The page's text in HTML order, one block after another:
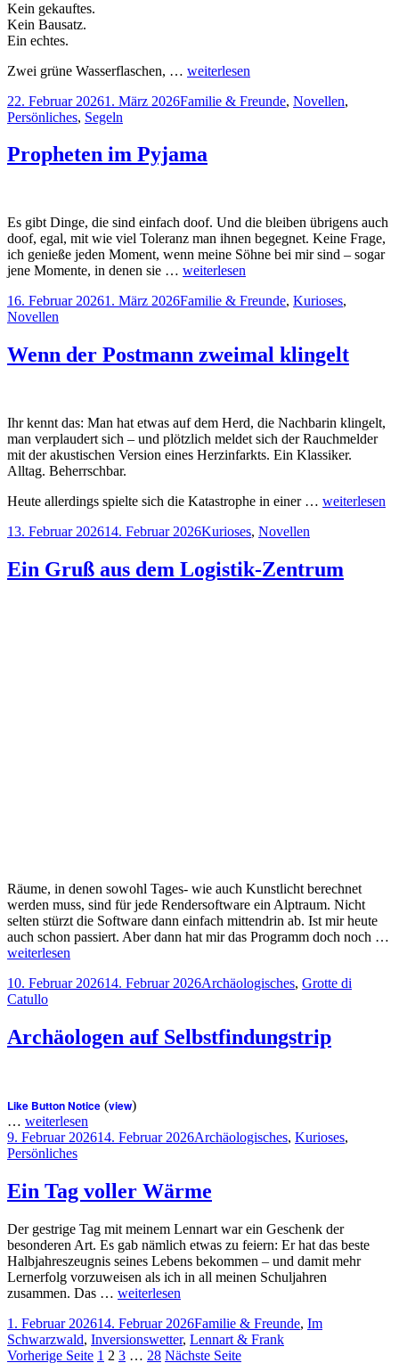
Kein gekauftes.
Kein Bausatz.
Ein echtes.
Zwei grüne Wasserflaschen, … weiterlesen
Veröffentlicht
am
22. Februar 20261. März 2026Kategorien
Familie & Freunde, Novellen,
Persönliches, Segeln
Propheten im Pyjama
Es gibt Dinge, die sind einfach doof. Und die bleiben übrigens auch
doof, egal, mit wie viel Toleranz man ihnen begegnet. Keine Frage,
ich genieße jeden Moment, wenn meine Söhne bei mir sind – sogar
jene Momente, in denen sie … weiterlesen
Veröffentlicht
am
16. Februar 20261. März 2026Kategorien
Familie & Freunde, Kurioses,
Novellen
Wenn der Postmann zweimal klingelt
Ihr kennt das: Man hat etwas auf dem Herd, die Nachbarin klingelt,
man verplaudert sich – und plötzlich meldet sich der Rauchmelder
mit der akustischen Version eines Herzinfarkts. Ein Klassiker.
Alltag. Beherrschbar.
Heute allerdings spielte sich die Katastrophe in einer … weiterlesen
Veröffentlicht
13. Februar 202614. Februar 2026Kategorien
Kurioses, Novellen
Ein Gruß aus dem Logistik-Zentrum
Räume, in denen sowohl Tages- wie auch Kunstlicht berechnet
werden muss, sind für jede Rendersoftware ein Alptraum. Nicht
selten stürzt die Software dann einfach mittendrin ab. Ist mir heute
auch schon passiert. Aber dann hat mir das Programm doch noch …
weiterlesen
Veröffentlicht
am
10. Februar 202614. Februar 2026Kategorien
Archäologisches, Grotte di
Catullo
Archäologen auf Selbstfindungstrip
Like Button Notice (view)
… weiterlesen
Veröffentlicht
am
9. Februar 202614. Februar 2026Kategorien
Archäologisches, Kurioses,
Persönliches
Ein Tag voller Wärme
Der gestrige Tag mit meinem Lennart war ein Geschenk der
besonderen Art. Es gab nämlich etwas zu feiern: Er hat das beste
Halbjahreszeugnis seines Lebens bekommen – und damit mehr
Lernerfolg vorzuweisen als ich in all meinen Schuljahren
zusammen. Das … weiterlesen
Veröffentlicht
am
1. Februar 202614. Februar 2026Kategorien
Familie & Freunde, Im
Schwarzwald, Inversionswetter, Lennart & Frank
Seitennummerierung
Vorherige Seite Seite
1 Seite
2 Seite
3 … Seite
28 Nächste Seite